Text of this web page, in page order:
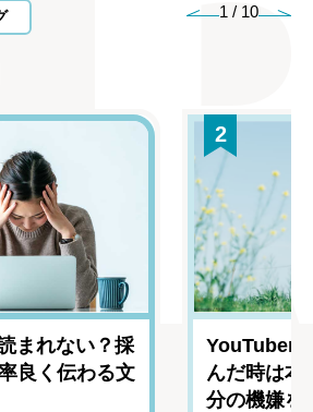
1 / 10
まれない？採
良く伝わる文
2
YouTuber
んだ時は
分の機嫌を